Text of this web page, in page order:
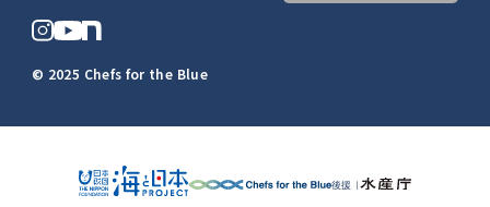
© 2025 Chefs for the Blue